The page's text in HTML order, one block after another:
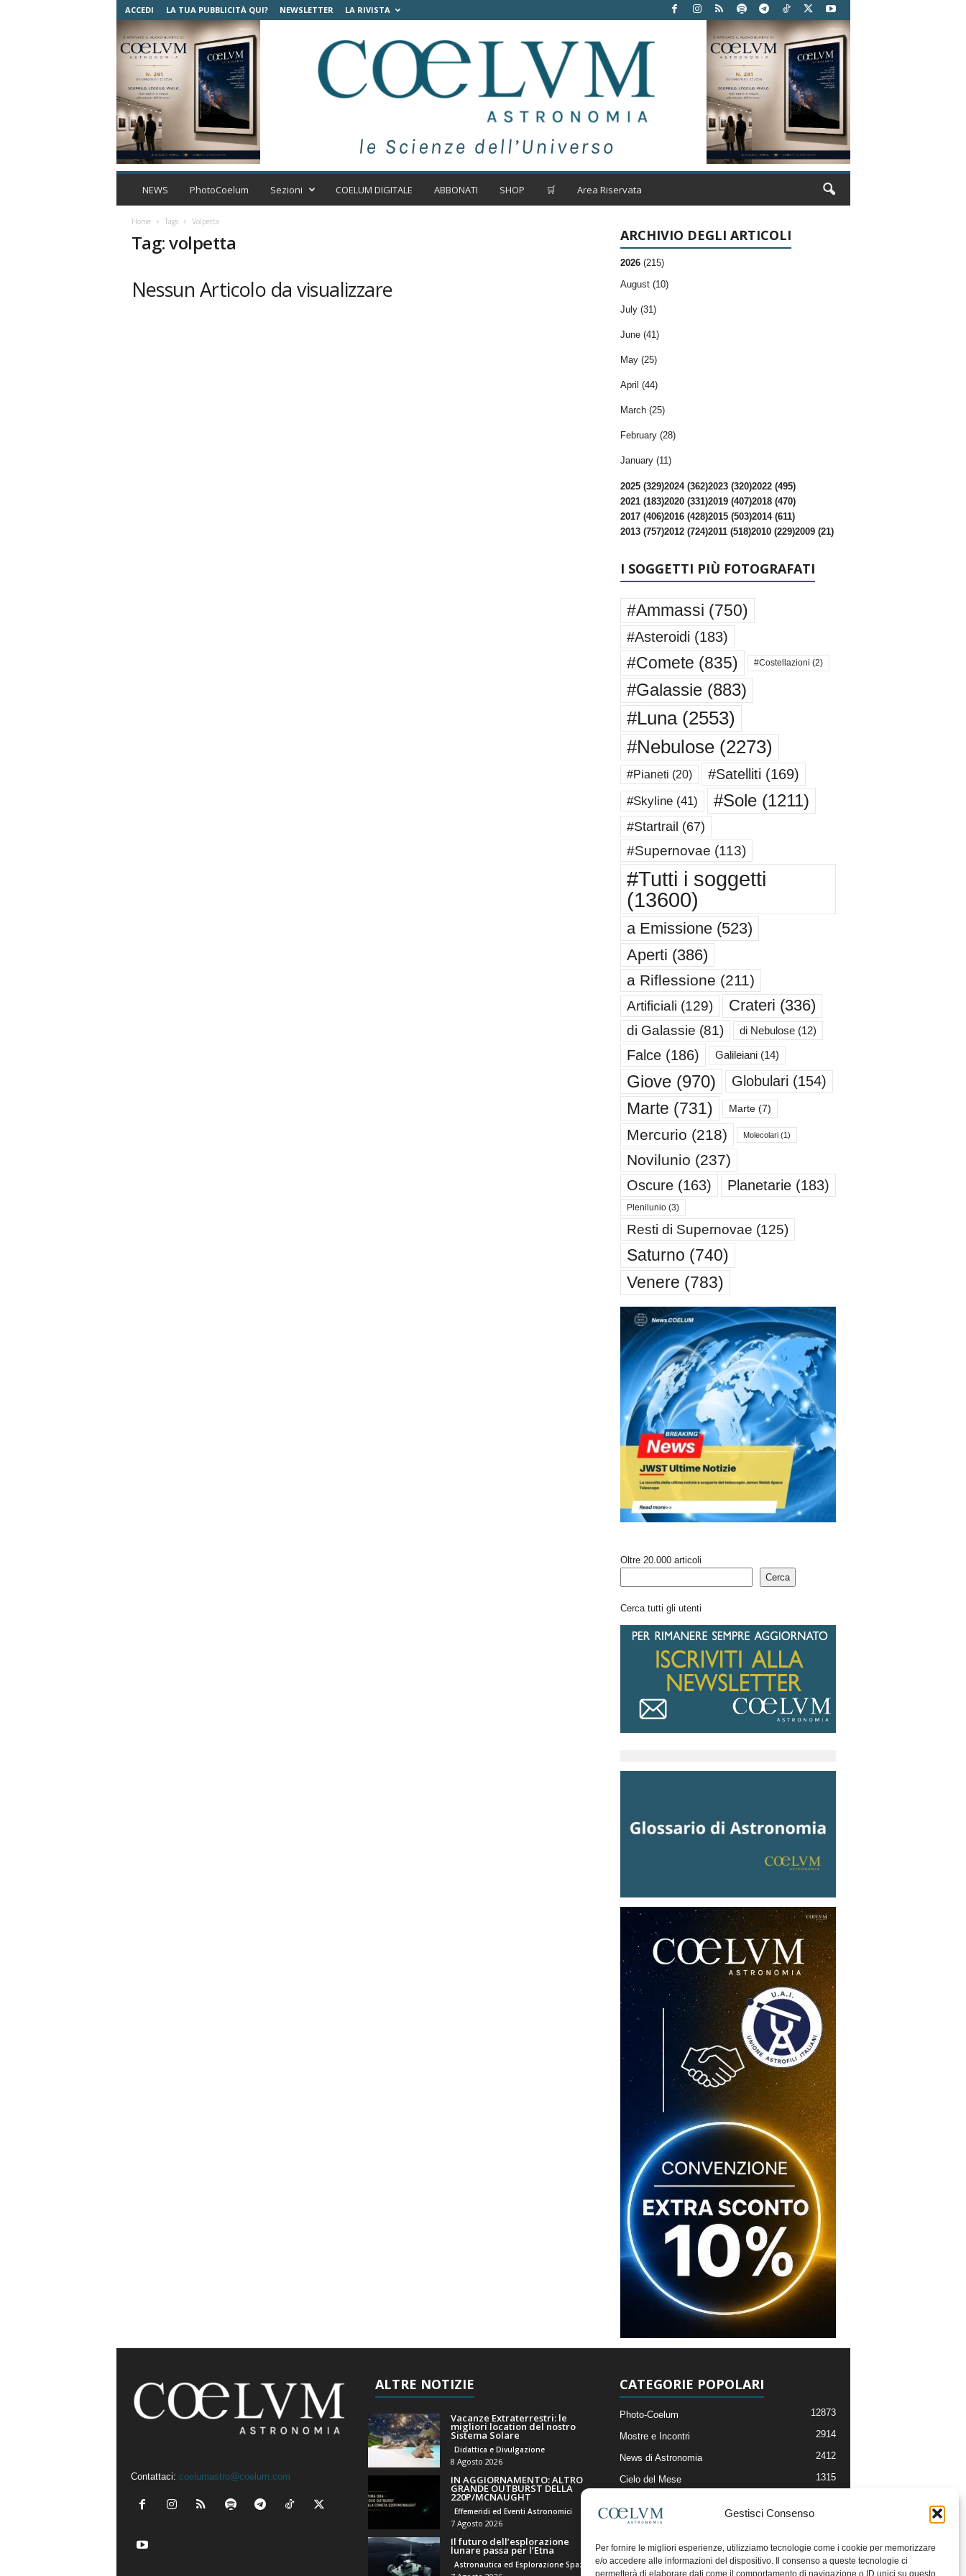
Gestisci Consenso
Per fornire le migliori esperienze, utilizziamo tecnologie come i cookie per memorizzare
e/o accedere alle informazioni del dispositivo. Il consenso a queste tecnologie ci
permetterà di elaborare dati come il comportamento di navigazione o ID unici su questo
ACCEDI LA TUA PUBBLICITÀ QUI? NEWSLETTER LA RIVISTA
C
t
NEWS PhotoCoelum Sezioni COELUM DIGITALE ABBONATI SHOP 🛒 Area Riservata
Home Tags Volpetta
Tag: volpetta
Nessun Articolo da visualizzare
ARCHIVIO DEGLI ARTICOLI
2026 (215)
August (10)
July (31)
June (41)
May (25)
April (44)
March (25)
February (28)
January (11)
2025 (329)2024 (362)2023 (320)2022 (495)
2021 (183)2020 (331)2019 (407)2018 (470)
2017 (406)2016 (428)2015 (503)2014 (611)
2013 (757)2012 (724)2011 (518)2010 (229)2009 (21)
I SOGGETTI PIÙ FOTOGRAFATI
#Ammassi (750)
#Asteroidi (183)
#Comete (835) #Costellazioni (2)
#Galassie(883)
#Luna(2553)
#Nebulose(2273)
#Pianeti (20) #Satelliti (169)
#Skyline(41) #Sole(1211)
#Startrail (67)
#Supernovae (113)
#Tutti i soggetti
(13600)
a Emissione(523)
Aperti (386)
a Riflessione (211)
Artificiali (129) Crateri (336)
di Galassie (81) di Nebulose(12)
Falce(186) Galileiani(14)
Giove(970) Globulari (154)
Marte (731) Marte(7)
Mercurio (218) Molecolari(1)
Novilunio (237)
Oscure(163) Planetarie(183)
Plenilunio(3)
Resti di Supernovae (125)
Saturno (740)
Venere (783)
Oltre 20.000 articoli
Cerca
Cerca tutti gli utenti
Contattaci: coelumastro@coelum.com
ALTRE NOTIZIE
Vacanze Extraterrestri: le
migliori location del nostro
Sistema Solare
Didattica e Divulgazione
8 Agosto 2026
IN AGGIORNAMENTO: ALTRO
GRANDE OUTBURST DELLA
220P/MCNAUGHT
Effemeridi ed Eventi Astronomici
7 Agosto 2026
Il futuro dell’esplorazione
lunare passa per l’Etna
CATEGORIE POPOLARI
Photo-Coelum 12873
Mostre e Incontri 2914
News di Astronomia 2412
Cielo del Mese 1315
Articoli e Risorse On-Line
Il Blog della Redazione